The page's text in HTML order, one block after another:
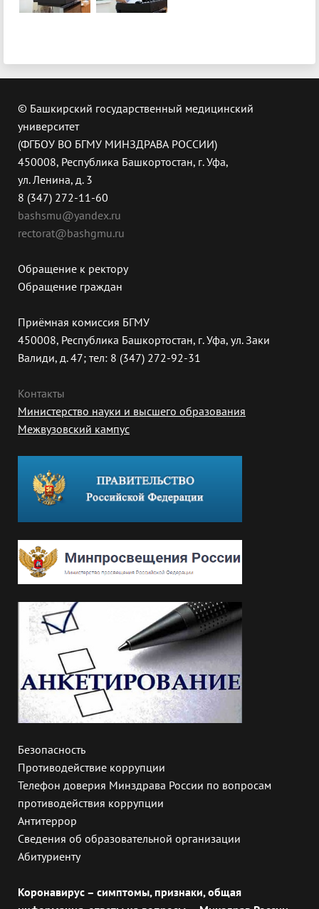
© Башкирский государственный медицинский
университет
(ФГБОУ ВО БГМУ МИНЗДРАВА РОССИИ)
450008, Республика Башкортостан, г. Уфа,
ул. Ленина, д. 3
8 (347) 272-11-60
bashsmu@yandex.ru
rectorat@bashgmu.ru
Обращение к ректору
Обращение граждан
Приёмная комиссия БГМУ
450008, Республика Башкортостан, г. Уфа, ул. Заки
Валиди, д. 47; тел: 8 (347) 272-92-31
Контакты
Министерство науки и высшего образования
Межвузовский кампус
Безопасность
Противодействие коррупции
Телефон доверия Минздрава России по вопросам
противодействия коррупции
Антитеррор
Сведения об образовательной организации
Абитуриенту
Коронавирус – симптомы, признаки, общая